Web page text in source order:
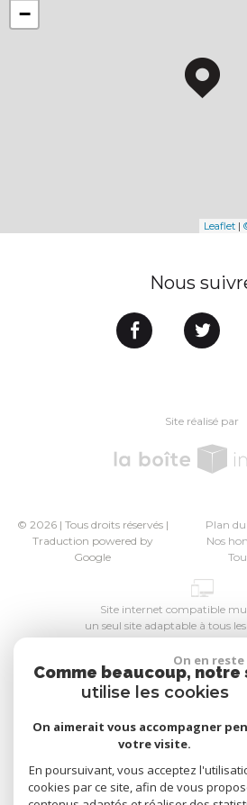
−
Leaflet |
Nous
site réalisé par
© 2026 | Tous droits réservés |
Traduction powered by
Google
Plan
Nos
Site internet compatible
un seul site adaptable à tous
On en reste
Comme beaucoup, notre
utilise les cookies
On aimerait vous accompagner
votre visite.
En poursuivant, vous acceptez
cookies par ce site, afin de vous